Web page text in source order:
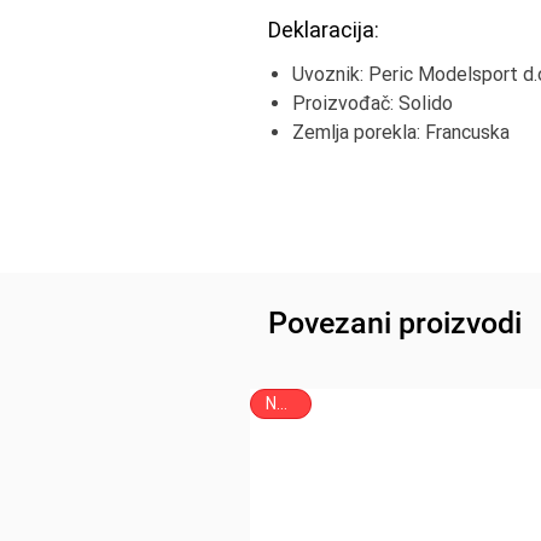
Deklaracija:
Uvoznik: Peric Modelsport
Proizvođač: Solido
Zemlja porekla: Francuska
Povezani proizvodi